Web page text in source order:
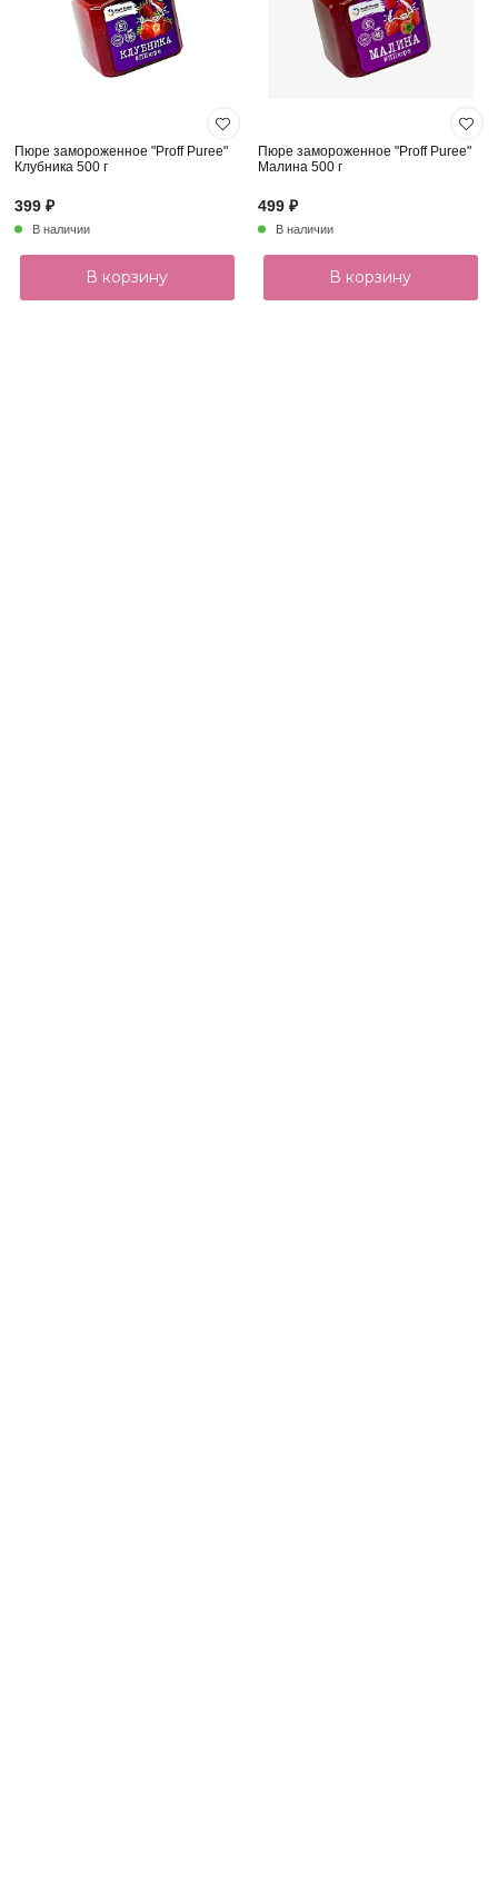
Пюре замороженное "Proff Puree"
Клубника 500 г
399 ₽
В наличии
В корзину
Пюре замороженное "Proff Puree"
Малина 500 г
499 ₽
В наличии
В корзину